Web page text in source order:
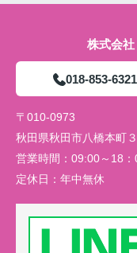
株式会
018-853-6321
〒010-0973
秋田県秋田市八橋本町
営業時間： 09:00～18：
定休日： 年中無休